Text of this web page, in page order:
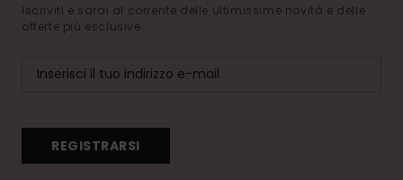
Iscriviti e sarai al corrente delle ultimissime novità e delle
offerte più esclusive.
REGISTRARSI